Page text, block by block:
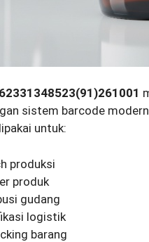
sistem barcode
untuk:
produksi
produk
gudang
logistik
barang